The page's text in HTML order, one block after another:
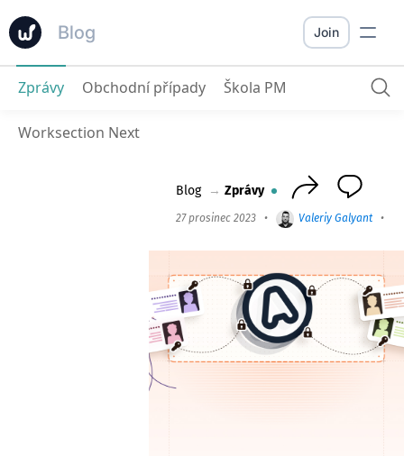
Blog
Integrace s Worksection: API, OAuth2, SDK
Join
Zprávy Obchodní případy Škola PM
Worksection Next
Blog → Zprávy
27 prosinec 2023 • Valeriy Galyant •